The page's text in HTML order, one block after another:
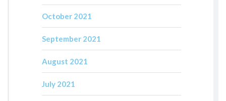
October 2021
September 2021
August 2021
July 2021